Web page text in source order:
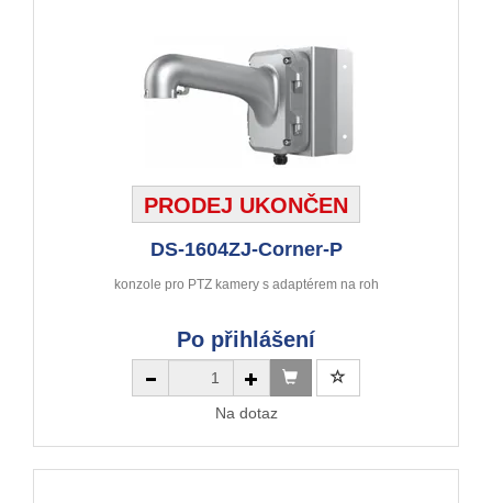
PRODEJ UKONČEN
DS-1604ZJ-Corner-P
konzole pro PTZ kamery s adaptérem na roh
Po přihlášení
Na dotaz